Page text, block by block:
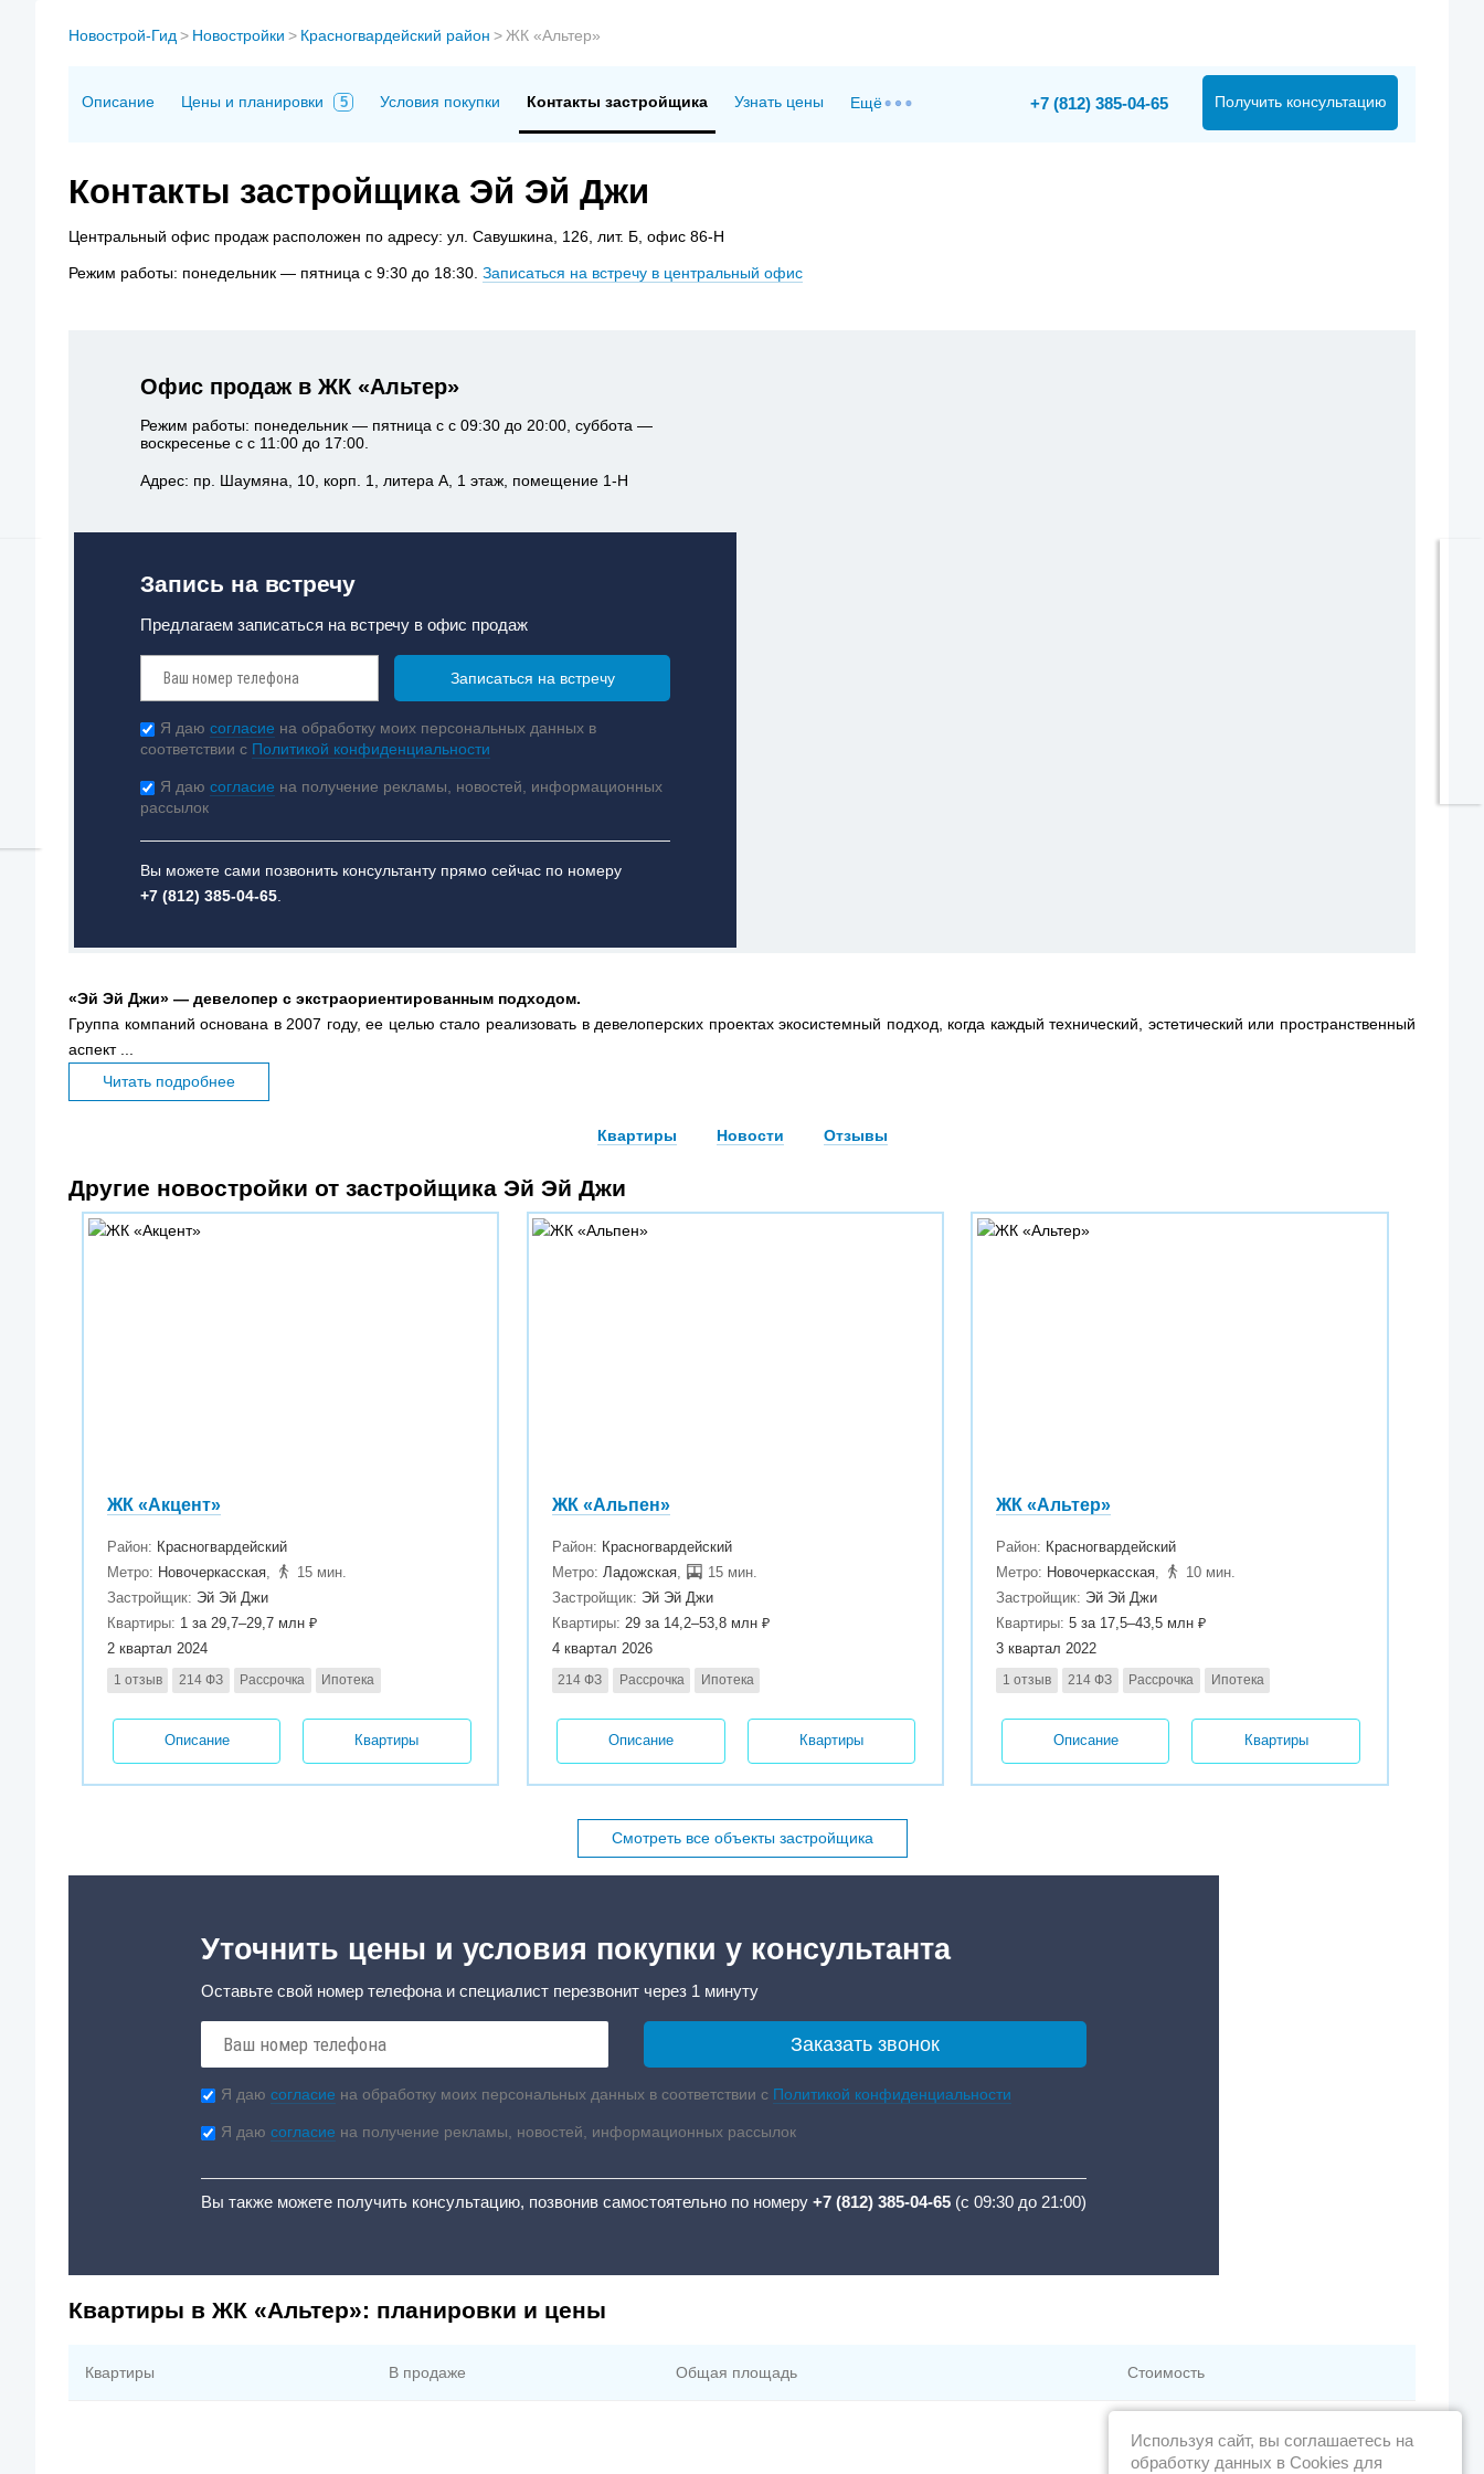
Новострой-Гид > Новостройки > Красногвардейский район > ЖК «Альтер»
Описание Цены и планировки 5 Условия покупки Контакты застройщика Узнать цены Ещё Получить консультацию
+7 (812) 385-04-65
Контакты застройщика Эй Эй Джи
Центральный офис продаж расположен по адресу: ул. Савушкина, 126, лит. Б, офис 86-Н
Режим работы: понедельник — пятница с 9:30 до 18:30. Записаться на встречу в центральный офис
Офис продаж в ЖК «Альтер»
Режим работы: понедельник — пятница с с 09:30 до 20:00, суббота —
воскресенье с с 11:00 до 17:00.
Адрес: пр. Шаумяна, 10, корп. 1, литера А, 1 этаж, помещение 1-Н
Запись на встречу
Предлагаем записаться на встречу в офис продаж
Я даю согласие на обработку моих персональных данных в
соответствии с Политикой конфиденциальности
Я даю согласие на получение рекламы, новостей, информационных
рассылок
Вы можете сами позвонить консультанту прямо сейчас по номеру
+7 (812) 385-04-65.
«Эй Эй Джи» — девелопер с экстраориентированным подходом.
Группа компаний основана в 2007 году, ее целью стало реализовать в девелоперских проектах экосистемный подход, когда каждый технический, эстетический или пространственный
аспект ...
Читать подробнее
Квартиры Новости Отзывы
Другие новостройки от застройщика Эй Эй Джи
ЖК «Акцент»
Район: Красногвардейский
Метро: Новочеркасская,
15 мин.
Застройщик: Эй Эй Джи
Квартиры: 1 за 29,7–29,7 млн ₽
2 квартал 2024
1 отзыв
214 ФЗ Рассрочка Ипотека
Описание Квартиры
ЖК «Альпен»
Район: Красногвардейский
Метро: Ладожская,
15 мин.
Застройщик: Эй Эй Джи
Квартиры: 29 за 14,2–53,8 млн ₽
4 квартал 2026
214 ФЗ
Рассрочка Ипотека
Описание Квартиры
ЖК «Альтер»
Район: Красногвардейский
Метро: Новочеркасская,
10 мин.
Застройщик: Эй Эй Джи
Квартиры:5 за 17,5–43,5 млн ₽
3 квартал 2022
1 отзыв
214 ФЗ Рассрочка Ипотека
Описание Квартиры
Смотреть все объекты застройщика
Уточнить цены и условия покупки у консультанта
Оставьте свой номер телефона и специалист перезвонит через 1 минуту
Я даю согласие на обработку моих персональных данных в соответствии с Политикой конфиденциальности
Я даю согласие на получение рекламы, новостей, информационных рассылок
Вы также можете получить консультацию, позвонив самостоятельно по номеру +7 (812) 385-04-65 (с 09:30 до 21:00)
Квартиры в ЖК «Альтер»: планировки и цены
Квартиры В продаже Общая площадь Стоимость
Используя сайт, вы соглашаетесь на
обработку данных в Cookies для